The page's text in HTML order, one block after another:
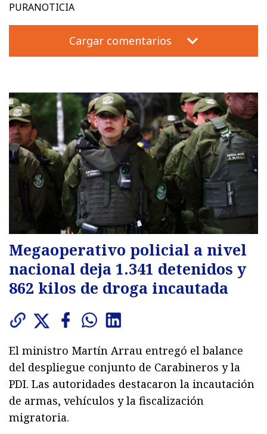
PURANOTICIA
Cargar comentarios
Megaoperativo policial a nivel
nacional deja 1.341 detenidos y
862 kilos de droga incautada
El ministro Martín Arrau entregó el balance
del despliegue conjunto de Carabineros y la
PDI. Las autoridades destacaron la incautación
de armas, vehículos y la fiscalización
migratoria.